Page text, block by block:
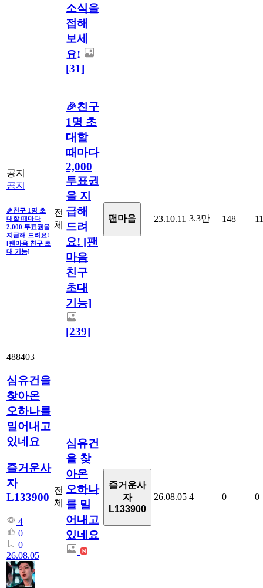
소식을
접해
보세
요!
[31]
공지
공지
🎉친구 1명 초
대할 때마다
2,000 투표권을
지급해 드려요!
[팬마음 친구 초
대 기능]
전
체
🎉친구
1명 초
대할
때마다
2,000
투표권
을 지
급해
드려
요! [팬
마음
친구
초대
기능]
[239]
팬마음 23.10.11 3.3만 148 11
488403
심유건을
찾아온
오하나를
밀어내고
있네요
즐거운사
자
L133900
4
0
0
26.08.05
전
체
심유건
을 찾
아온
오하나
를 밀
어내고
있네요
즐거운사
자
L133900
26.08.05 4 0 0